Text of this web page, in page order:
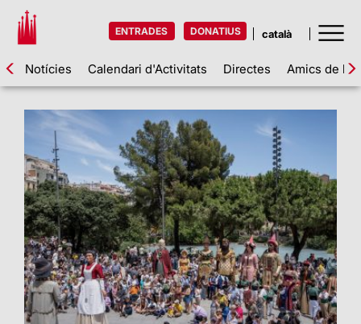
ENTRADES DONATIUS
Notícies Calendari d'Activitats Directes Amics de la